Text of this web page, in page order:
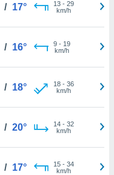
/ 17° 13- 29
km/h
/ 16° 9- 19
km/h
/ 18° 18- 36
km/h
/ 20° 14- 32
km/h
/ 17° 15- 34
km/h